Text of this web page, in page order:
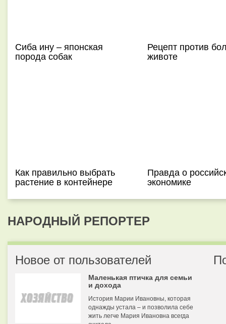
Сиба ину – японская
порода собак
Рецепт против
животе
Как правильно выбрать
растение в контейнере
Правда о
экономике
НАРОДНЫЙ РЕПОРТЕР
Новое от пользователей
Маленькая птичка для семьи
и дохода
История Марии Ивановны, которая
однажды устала – и позволила себе
жить легче Мария Ивановна всегда